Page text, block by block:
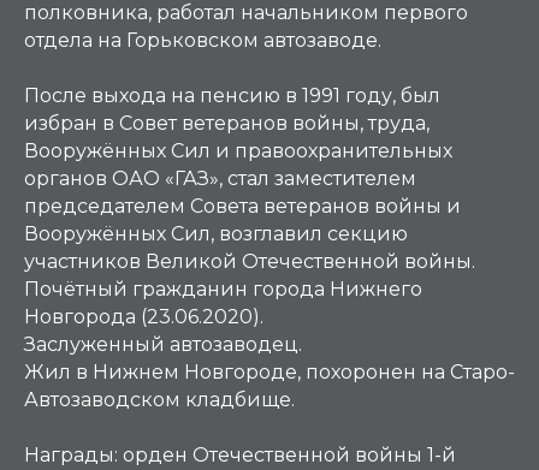
полковника, работал начальником первого
отдела на Горьковском автозаводе.
После выхода на пенсию в 1991 году, был
избран в Совет ветеранов войны, труда,
Вооружённых Сил и правоохранительных
органов ОАО «ГАЗ», стал заместителем
председателем Совета ветеранов войны и
Вооружённых Сил, возглавил секцию
участников Великой Отечественной войны.
Почётный гражданин города Нижнего
Новгорода (23.06.2020).
Заслуженный автозаводец.
Жил в Нижнем Новгороде, похоронен на Старо-
Автозаводском кладбище.
Награды: орден Отечественной войны 1-й